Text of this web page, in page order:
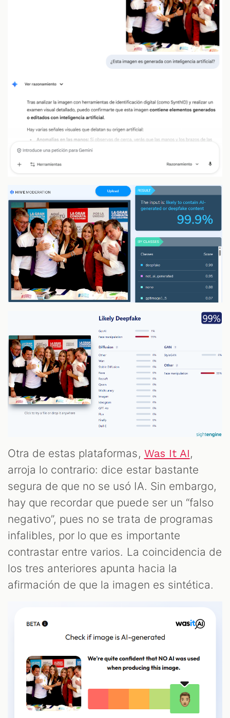
Otra de estas plataformas, Was It AI,
arroja lo contrario: dice estar bastante
segura de que no se usó IA. Sin embargo,
hay que recordar que puede ser un “falso
negativo”, pues no se trata de programas
infalibles, por lo que es importante
contrastar entre varios. La coincidencia de
los tres anteriores apunta hacia la
afirmación de que la imagen es sintética.